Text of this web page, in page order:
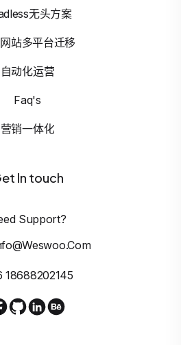
无头方案
站多平台迁移
自动化运营
Faq's
营销一体化
In touch
Support?
18688202145